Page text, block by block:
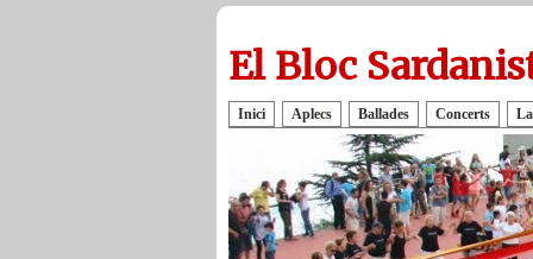
El Bloc
Inici Aplecs Ballades Concerts